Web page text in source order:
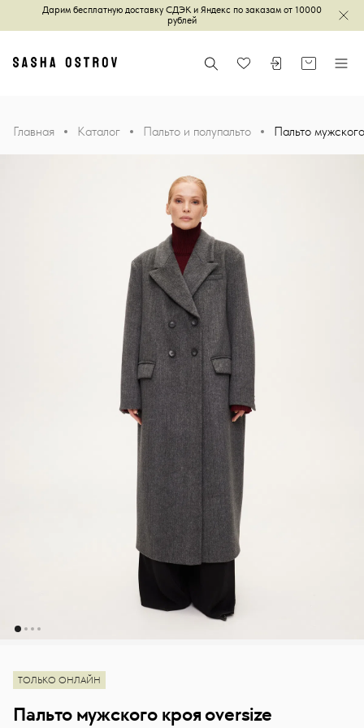
Дарим бесплатную доставку СДЭК и Яндекс по заказам от 10000
рублей
Главная Поиск ИзбранноеВойти илиКорзинаМеню
Главная Каталог Пальто и полупальто Пальто
ТОЛЬКО ОНЛАЙН
Пальто мужского кроя oversize